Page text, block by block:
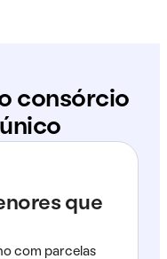
consórcio
que
com parcelas